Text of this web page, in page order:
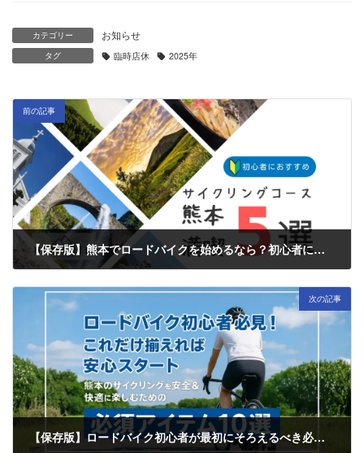
カテゴリー お知らせ
タグ 臨時店休 2025年
前の記事
【保存版】熊本でロードバイクを始めるなら？初心者におすすめのサイクリングコース5選 | GINRIN
次の記事
【保存版】ロードバイク初心者が最初にそろえるべき必須アイテム10選（熊本編） | GINRIN